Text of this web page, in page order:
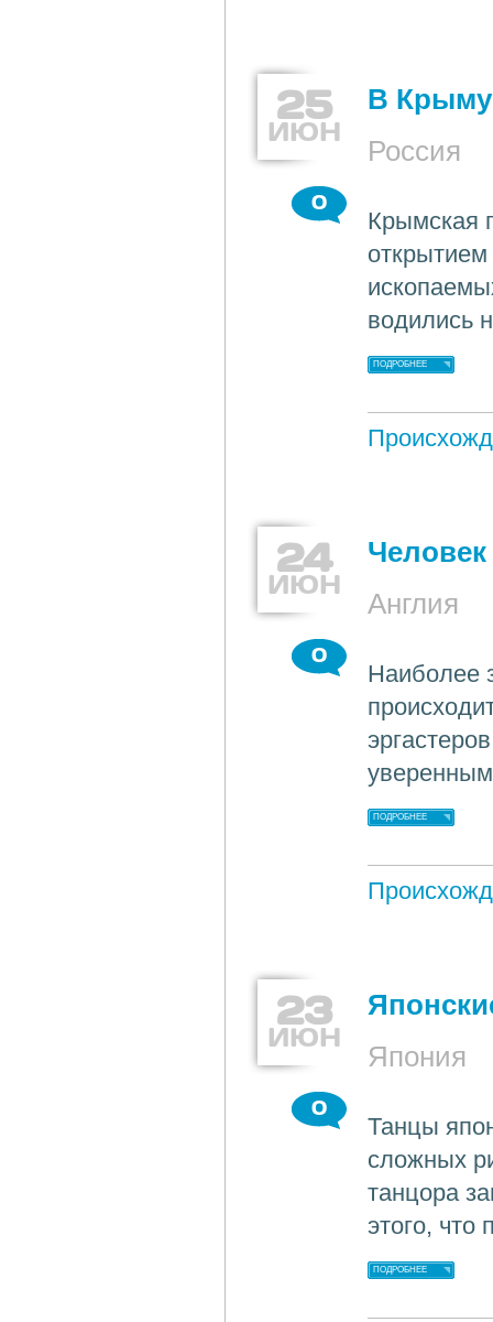
25
ИЮН
В Крыму
Россия
0
Крымская
открытием
водились
ПОДРОБНЕЕ
24
ИЮН
Человек
Англия
0
Наиболее
ПОДРОБНЕЕ
23
ИЮН
Япония
0
Танцы
сложных
танцора
этого, что
ПОДРОБНЕЕ